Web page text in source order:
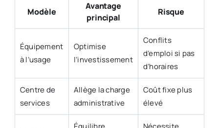
Modèle
Avantage
principal
Risque
Équipement
à l’usage
Optimise
l’investissement
Conflits
d’emploi si pas
d’horaires
Centre de
services
Allège la charge
administrative
Coût fixe plus
élevé